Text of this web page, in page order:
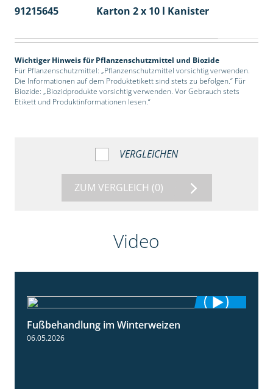
91215645
Karton 2 x 10 l Kanister
Wichtiger Hinweis für Pflanzenschutzmittel und Biozide
Für Pflanzenschutzmittel: „Pflanzenschutzmittel vorsichtig verwenden.
Die Informationen auf dem Produktetikett sind stets zu befolgen.“ Für
Biozide: „Biozidprodukte vorsichtig verwenden. Vor Gebrauch stets
Etikett und Produktinformationen lesen.“
VERGLEICHEN
ZUM VERGLEICH (0)
Video
Fußbehandlung im Winterweizen
06.05.2026